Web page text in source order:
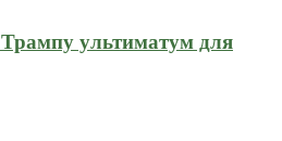
Трампу ультиматум для